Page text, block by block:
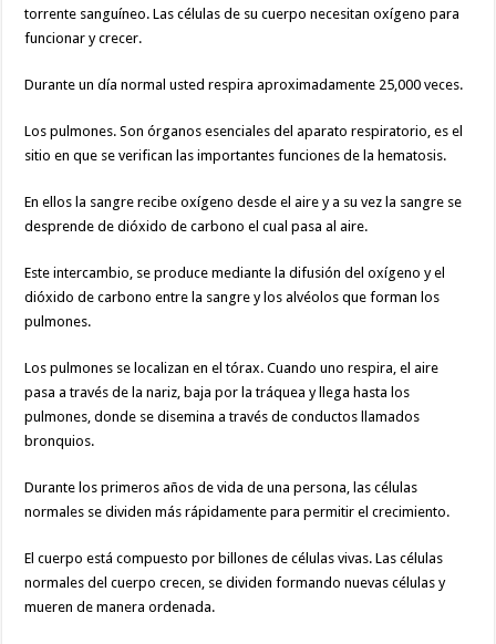
torrente sanguíneo. Las células de su cuerpo necesitan oxígeno para
funcionar y crecer.
Durante un día normal usted respira aproximadamente 25,000 veces.
Los pulmones. Son órganos esenciales del aparato respiratorio, es el
sitio en que se verifican las importantes funciones de la hematosis.
En ellos la sangre recibe oxígeno desde el aire y a su vez la sangre se
desprende de dióxido de carbono el cual pasa al aire.
Este intercambio, se produce mediante la difusión del oxígeno y el
dióxido de carbono entre la sangre y los alvéolos que forman los
pulmones.
Los pulmones se localizan en el tórax. Cuando uno respira, el aire
pasa a través de la nariz, baja por la tráquea y llega hasta los
pulmones, donde se disemina a través de conductos llamados
bronquios.
Durante los primeros años de vida de una persona, las células
normales se dividen más rápidamente para permitir el crecimiento.
El cuerpo está compuesto por billones de células vivas. Las células
normales del cuerpo crecen, se dividen formando nuevas células y
mueren de manera ordenada.